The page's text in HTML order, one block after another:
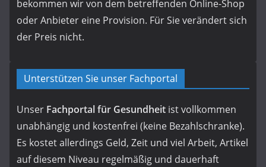
bekommen wir von dem betreffenden Online-Shop
oder Anbieter eine Provision. Für Sie verändert sich
der Preis nicht.
Unterstützen Sie unser Fachportal
Unser Fachportal für Gesundheit ist vollkommen
unabhängig und kostenfrei (keine Bezahlschranke).
Es kostet allerdings Geld, Zeit und viel Arbeit, Artikel
auf diesem Niveau regelmäßig und dauerhaft